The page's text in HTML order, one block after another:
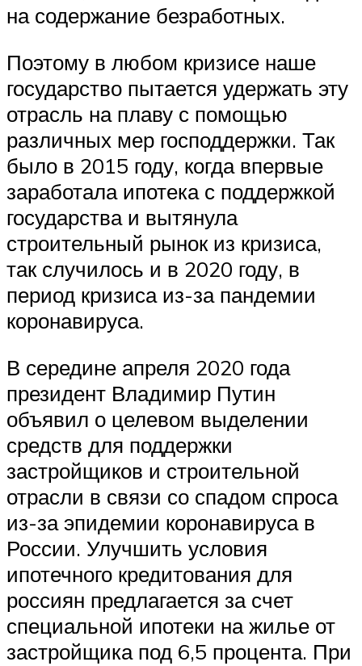
на содержание безработных.
Поэтому в любом кризисе наше
государство пытается удержать эту
отрасль на плаву с помощью
различных мер господдержки. Так
было в 2015 году, когда впервые
заработала ипотека с поддержкой
государства и вытянула
строительный рынок из кризиса,
так случилось и в 2020 году, в
период кризиса из-за пандемии
коронавируса.
В середине апреля 2020 года
президент Владимир Путин
объявил о целевом выделении
средств для поддержки
застройщиков и строительной
отрасли в связи со спадом спроса
из-за эпидемии коронавируса в
России. Улучшить условия
ипотечного кредитования для
россиян предлагается за счет
специальной ипотеки на жилье от
застройщика под 6,5 процента. При